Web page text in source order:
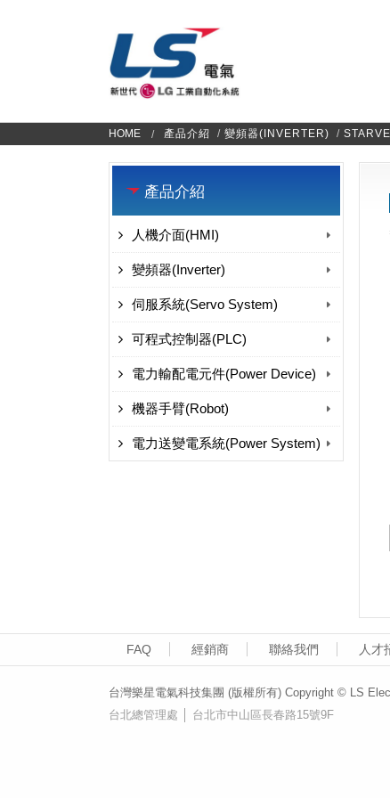
HOME 產品介紹 / 變頻器(INVERTER) /
產品介紹
人機介面(HMI)
變頻器(Inverter)
伺服系統(Servo System)
可程式控制器(PLC)
電力輸配電元件(Power Device)
機器手臂(Robot)
電力送變電系統(Power System)
FAQ 經銷商 聯絡我們 人才
台灣樂星電氣科技集團 (版權所有) Copyright © LS
台北總管理處 │ 台北市中山區長春路15號9F